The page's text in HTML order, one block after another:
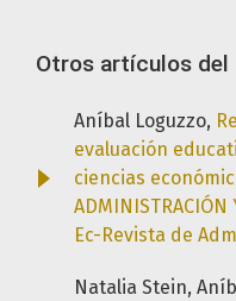
Otros artículos
Aníbal Loguzzo,
evaluación
ciencias
ADMINISTRACIÓN
Ec-Revista de
Natalia Stein,